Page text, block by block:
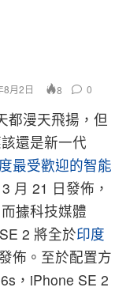
8月2日 8 0
都漫天飛揚，但
還是新一代
最受歡迎的智能
月 21 日發佈，
據科技媒體
2 將全於印度
佈。至於配置方
，iPhone SE 2